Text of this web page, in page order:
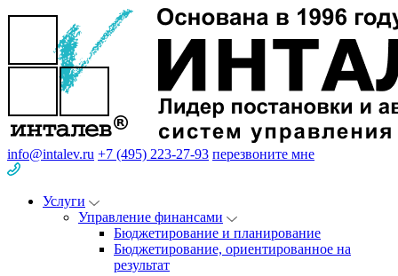
info@intalev.ru +7 (495) 223-27-93 перезвоните мне
Услуги
Управление финансами
Бюджетирование и планирование
Бюджетирование, ориентированное на
результат